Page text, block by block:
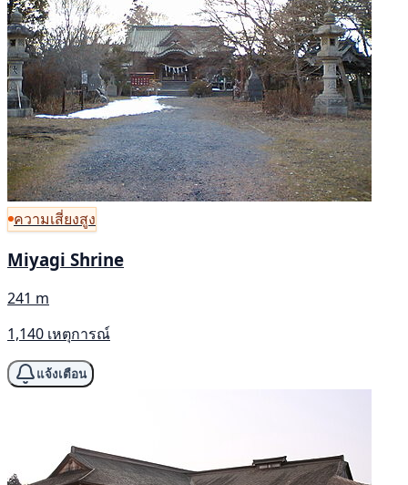
ความเสี่ยงสูง
Miyagi Shrine
241 m
1,140 เหตุการณ์
แจ้งเตือน